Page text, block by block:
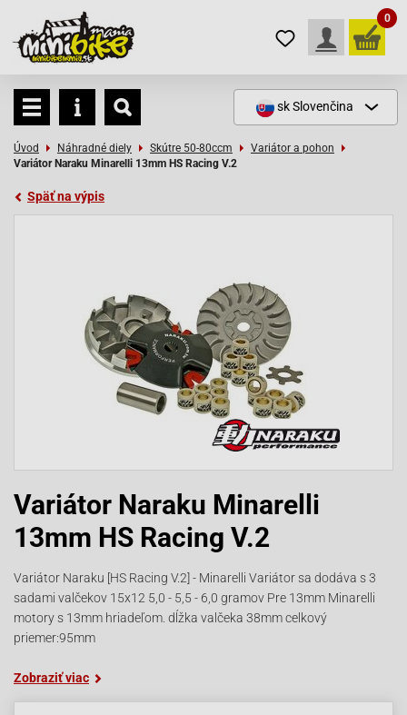
0
skSlovenčina
Úvod Náhradné diely Skútre 50-80ccm
Variátor a pohon
Variátor Naraku Minarelli 13mm HS Racing V.2
Späť na výpis
Variátor Naraku Minarelli
13mm HS Racing V.2
Variátor Naraku [HS Racing V.2] - Minarelli Variátor sa dodáva s 3
sadami valčekov 15x12 5,0 - 5,5 - 6,0 gramov Pre 13mm Minarelli
motory s 13mm hriadeľom. dĺžka valčeka 38mm celkový
priemer:95mm
Zobraziť viac